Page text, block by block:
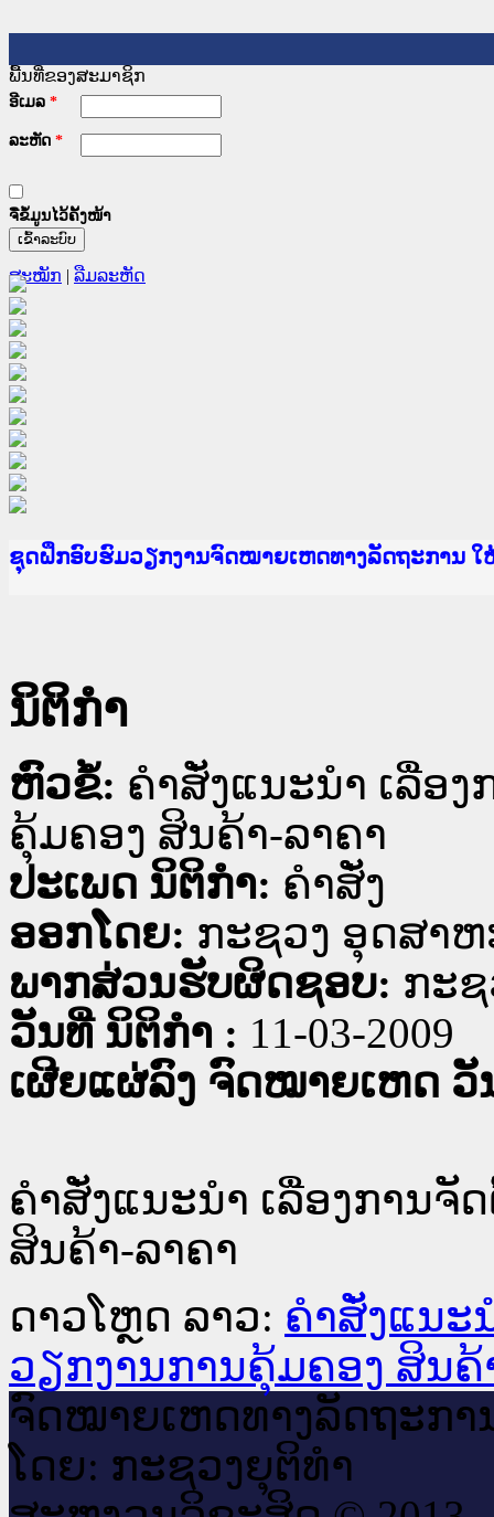
ພື້ນທີ່ຂອງສະມາຊິກ
ອີເມລ *
ລະຫັດ *
ຈື່ຂໍ້ມູນໄວ້ຄັ້ງໜ້າ
ສະໝັກ | ລືມລະຫັດ
Ministry of Justice Lao PDR
ເຜີຍແຜ່ວັບໄຊຈົດໝາຍເຫດທາງລັດຖະການ ແລະ ແອັ
ກະຊວງຍຸຕິທຳ
ຊຸດຝຶກອົບຮົມວຽກງານຈົດໝາຍເຫດທາງລັດຖະການ
ກອງປະຊຸມທົບທວນຄືນການຈັດຕັ້ງປະຕິບັດວຽກງານຈົ
ຝຶກອົບຮົມ ຜູ່ປະສານງານວຽກງານຈົດໝາຍເຫດທາງລັ
ຝຶກອົບຮົມ ຜູ່ປະສານງານວຽກງານຈົດໝາຍເຫດທາງລັ
ເຜີຍແຜ່ແອັບກົດໝາຍລາວ ແລະ ເວັບໄຊຈົດໝາຍເຫດ
ເຜີຍແຜ່ແອັບກົດໝາຍລາວ ແລະ ເວັບໄຊຈົດໝາຍເຫດ
ຍົກລະດັບວຽກງານຈົດໝາຍເຫດທາງລັດຖະການໃຫ້ຜູ້
ຊຸດຝຶກອົບຮົມວຽກງານຈົດໝາຍເຫດທາງລັດຖະການ ໃ
ນິຕິກໍາ
ຫົວຂໍ້: ຄຳສັ່ງແນະນຳ ເລື່ອ
ຄຸ້ມຄອງ ສິນຄ້າ-ລາຄາ
ປະເພດ ນິຕິກໍາ: ຄໍາສັ່ງ
ອອກໂດຍ: ກະຊວງ ອຸດສາ
ພາກສ່ວນຮັບຜິດຊອບ: ກະ
ວັນທີ່ ນິຕິກໍາ : 11-03-2009
ເຜີຍແຜ່ລົງ ຈົດໝາຍເຫດ ວັ
ຄຳສັ່ງແນະນຳ ເລື່ອງການຈັ
ສິນຄ້າ-ລາຄາ
ດາວໂຫຼດ ລາວ: ຄຳສັ່ງແນະ
ວຽກງານການຄຸ້ມຄອງ ສິນຄ້
ຈົດ​ໝາຍ​ເຫດ​ທາງ​ລັດ​ຖະ​ກາ
ໂດຍ: ກະ​ຊວງຍຸ​ຕິ​ທຳ